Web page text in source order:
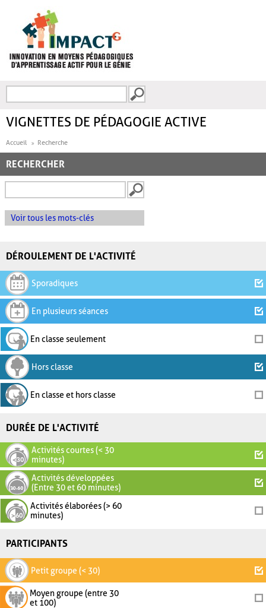
FORMULAIRE DE
VIGNETTES DE PÉDAGOGIE ACTIVE
Accueil Recherche
RECHERCHER
Voir tous les mots-clés
DÉROULEMENT DE L'ACTIVITÉ
Sporadiques
En plusieurs séances
En classe seulement
Hors classe
En classe et hors classe
DURÉE DE L'ACTIVITÉ
Activités courtes (< 30
minutes)
Activités développées
(Entre 30 et 60 minutes)
Activités élaborées (> 60
minutes)
PARTICIPANTS
Petit groupe (< 30)
Moyen groupe (entre 30
et 100)